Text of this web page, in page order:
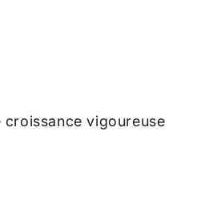
vigoureuse